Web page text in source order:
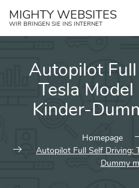
InhaltMIGHTY WEBSITES
WIR BRINGEN SIE INS INTERNET
Autopilot
Tesla
Kinder-
Homepage
Autopilot Full Self Driving:
Dummy